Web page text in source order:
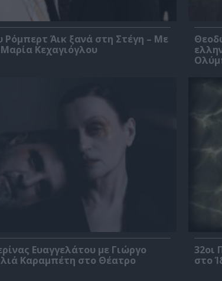
Ρόμπερτ Άικ ξανά στη Στέγη – Με
Κεχαγιόγλου
Ευαγγελάτου με Γιώργο
Καραμπέτη στο Θέατρο
32οι
στο